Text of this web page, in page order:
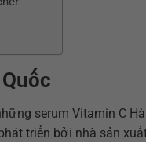
serum Vitamin C
triển bởi nhà sản